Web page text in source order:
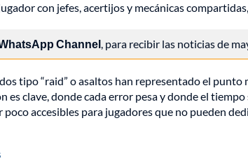
con jefes, acertijos y mecánicas
Channel, para recibir las noticias de
tipo “raid” o asaltos han representado el
es clave, donde cada error pesa y donde el
accesibles para jugadores que no pueden